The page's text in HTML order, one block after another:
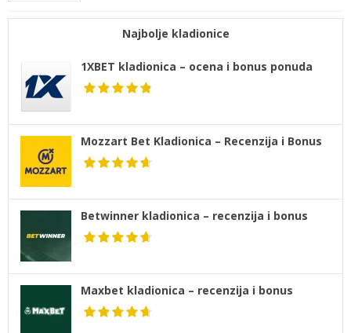
Najbolje kladionice
1XBET kladionica – ocena i bonus ponuda
Mozzart Bet Kladionica – Recenzija i Bonus
Betwinner kladionica – recenzija i bonus
Maxbet kladionica – recenzija i bonus